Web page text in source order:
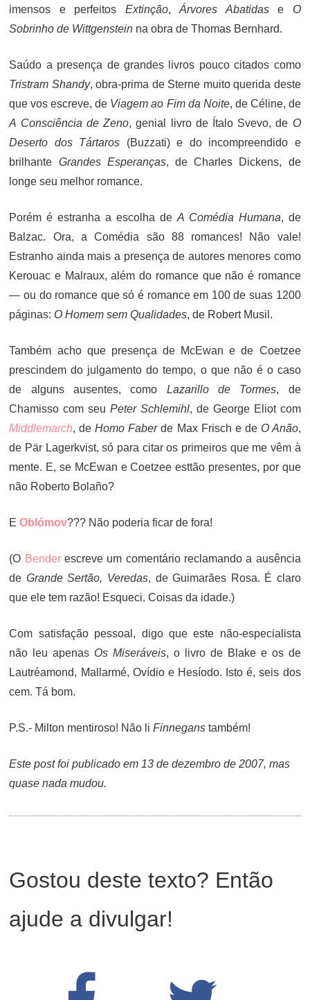
imensos e perfeitos Extinção,Árvores Abatidase O
Sobrinho de Wittgenstein na obra de Thomas Bernhard.
Saúdo a presença de grandes livros pouco citados como
Tristram Shandy, obra-prima de Sterne muito querida deste
que vos escreve, de Viagem ao Fim da Noite, de Céline, de
A Consciência de Zeno, genial livro de Ítalo Svevo, de O
Deserto dos Tártaros (Buzzati) e do incompreendido e
brilhante Grandes Esperanças, de Charles Dickens, de
longe seu melhor romance.
Porém é estranha a escolha de A Comédia Humana, de
Balzac. Ora, a Comédia são 88 romances! Não vale!
Estranho ainda mais a presença de autores menores como
Kerouac e Malraux, além do romance que não é romance
— ou do romance que só é romance em 100 de suas 1200
páginas: O Homem sem Qualidades, de Robert Musil.
Também acho que presença de McEwan e de Coetzee
prescindem do julgamento do tempo, o que não é o caso
de alguns ausentes, como Lazarillo de Tormes, de
Chamisso com seuPeter Schlemihl, de George Eliot com
Middlemarch, deHomo Faberde Max Frisch e de O Anão,
de Pär Lagerkvist, só para citar os primeiros que me vêm à
mente. E, se McEwan e Coetzee esttão presentes, por que
não Roberto Bolaño?
EOblómov??? Não poderia ficar de fora!
(O Benderescreve um comentário reclamando a ausência
de Grande Sertão, Veredas, de Guimarães Rosa. É claro
que ele tem razão! Esqueci. Coisas da idade.)
Com satisfação pessoal, digo que este não-especialista
não leu apenas Os Miseráveis, o livro de Blake e os de
Lautréamond, Mallarmé, Ovídio e Hesíodo. Isto é, seis dos
cem. Tá bom.
P.S.- Milton mentiroso! Não liFinnegans também!
Este post foi publicado em 13 de dezembro de 2007, mas
quase nada mudou.
Gostou deste texto? Então
ajude a divulgar!